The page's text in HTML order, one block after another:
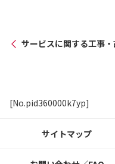
サービスに関する工事
[No.pid360000k7yp]
サイトマップ